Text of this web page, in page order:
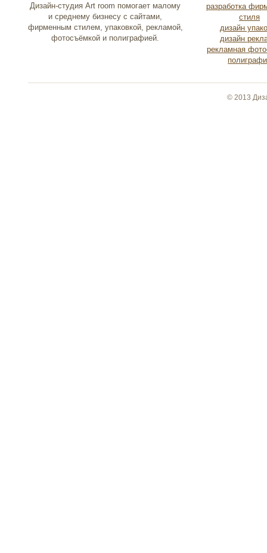
Дизайн-студия Art room помогает малому
и среднему бизнесу с сайтами,
фирменным стилем, упаковкой, рекламой,
фотосъёмкой и полиграфией.
разработка
стиля
дизайн
дизайн
рекламная
© 2013